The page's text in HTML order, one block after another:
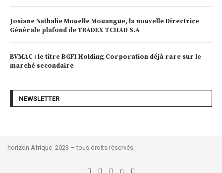
Josiane Nathalie Mouelle Mouangue, la nouvelle Directrice
Générale plafond de TRADEX TCHAD S.A
BVMAC : le titre BGFI Holding Corporation déjà rare sur le
marché secondaire
NEWSLETTER
horizon Afrique 2023 – tous droits réservés.